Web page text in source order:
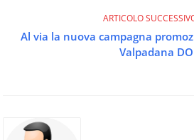
ARTICOLO
Al via la nuova campagna
Valpadana